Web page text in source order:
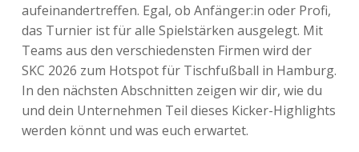
aufeinandertreffen. Egal, ob Anfänger:in oder Profi,
das Turnier ist für alle Spielstärken ausgelegt. Mit
Teams aus den verschiedensten Firmen wird der
SKC 2026 zum Hotspot für Tischfußball in Hamburg.
In den nächsten Abschnitten zeigen wir dir, wie du
und dein Unternehmen Teil dieses Kicker-Highlights
werden könnt und was euch erwartet.